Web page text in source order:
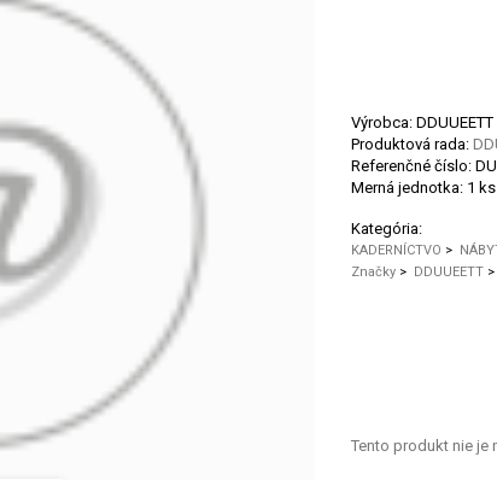
Výrobca: DDUUEETT
Produktová rada:
Referenčné číslo:
Merná jednotka: 1 ks
Kategória:
KADERNÍCTVO >
Značky > DDUUEETT >
Tento produkt nie je